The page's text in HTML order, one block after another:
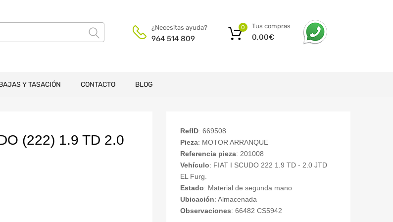
¿Necesitas ayuda?
964 514 809
Tus compras
0,00€
0
Y TASACIÓN CONTACTO BLOG
(222) 1.9 TD 2.0
RefID: 669508
Pieza: MOTOR ARRANQUE
Referencia pieza: 201008
Vehículo: FIAT I SCUDO 222 1.9 TD - 2.0 JTD
EL Furg.
Estado: Material de segunda mano
Ubicación: Almacenada
Observaciones: 66482 CS5942